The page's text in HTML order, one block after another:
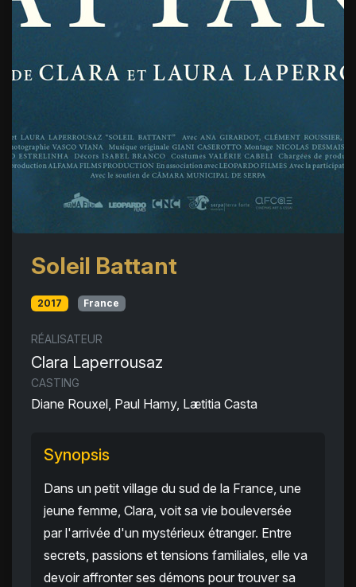
Soleil Battant
2017 France
RÉALISATEUR
Clara Laperrousaz
CASTING
Diane Rouxel, Paul Hamy, Lætitia Casta
Synopsis
Dans un petit village du sud de la France, une
jeune femme, Clara, voit sa vie bouleversée
par l'arrivée d'un mystérieux étranger. Entre
secrets, passions et tensions familiales, elle va
devoir affronter ses démons pour trouver sa